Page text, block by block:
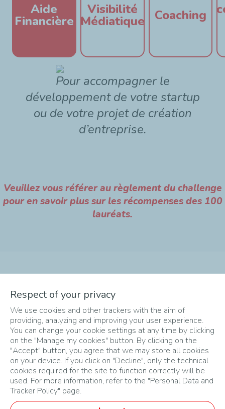
Aide
Financière
Visibilité
Médiatique Coaching
Pour accompagner le
développement de votre startup
ou de votre projet de création
d’entreprise.
Veuillez vous référer au règlement du challenge
pour en savoir plus sur les récompenses des 100
lauréats.
Les grandes étapes du
Challenge
Respect of your privacy
We use cookies and other trackers with the aim of
providing, analyzing and improving your user experience.
You can change your cookie settings at any time by clicking
on the "Manage my cookies" button. By clicking on the
"Accept" button, you agree that we may store all cookies
on your device. If you click on "Decline", only the technical
cookies required for the site to function correctly will be
used. For more information, refer to the "Personal Data and
Tracker Policy" page.